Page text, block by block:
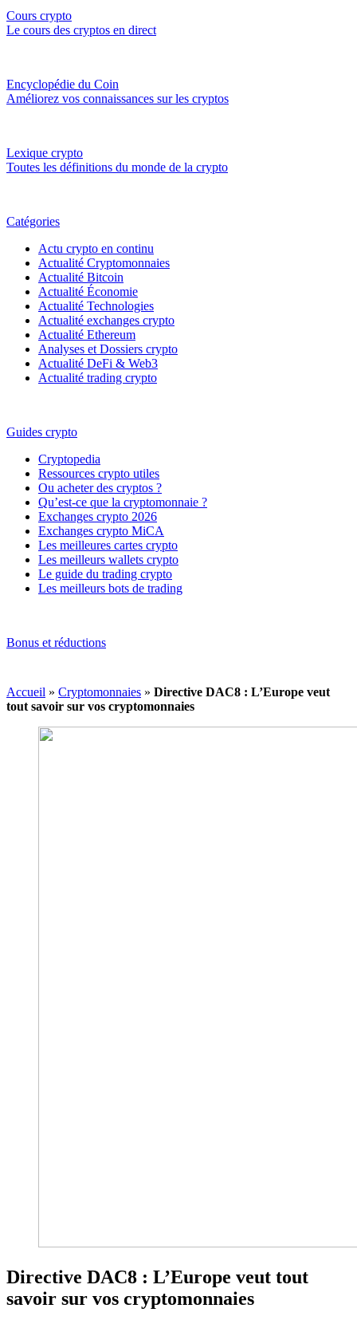
Cours crypto
Le cours des cryptos en direct
Encyclopédie du Coin
Améliorez vos connaissances sur les cryptos
Lexique crypto
Toutes les définitions du monde de la crypto
Catégories
Actu crypto en continu
Actualité Cryptomonnaies
Actualité Bitcoin
Actualité Économie
Actualité Technologies
Actualité exchanges crypto
Actualité Ethereum
Analyses et Dossiers crypto
Actualité DeFi & Web3
Actualité trading crypto
Guides crypto
Cryptopedia
Ressources crypto utiles
Ou acheter des cryptos ?
Qu’est-ce que la cryptomonnaie ?
Exchanges crypto 2026
Exchanges crypto MiCA
Les meilleures cartes crypto
Les meilleurs wallets crypto
Le guide du trading crypto
Les meilleurs bots de trading
Bonus et réductions
Accueil » Cryptomonnaies » Directive DAC8 : L’Europe veut
tout savoir sur vos cryptomonnaies
Directive DAC8 : L’Europe veut tout
savoir sur vos cryptomonnaies